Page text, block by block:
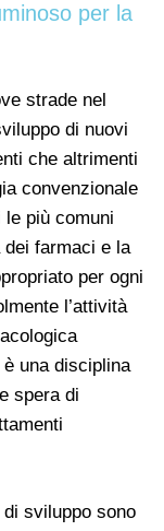
per la
strade nel
di nuovi
che altrimenti
convenzionale
più comuni
farmaci e la
per ogni
l’attività
una disciplina
spera di
sviluppo sono